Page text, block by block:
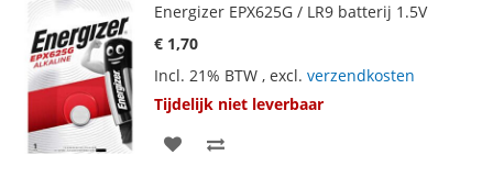
Energizer EPX625G / LR9 batterij 1.5V
€ 1,70
Incl. 21% BTW , excl. verzendkosten
Tijdelijk niet leverbaar
VOEG